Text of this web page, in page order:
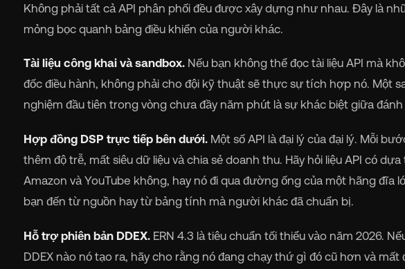
Không phải tất cả API phân phối đều được xây dựng như nhau. Đây là
mỏng bọc quanh bảng điều khiển của người khác.
Tài liệu công khai và sandbox. Nếu bạn không thể đọc tài liệu API mà
đốc điều hành, không phải cho đội kỹ thuật sẽ thực sự tích hợp nó. Một
nghiệm đầu tiên trong vòng chưa đầy năm phút là sự khác biệt giữa
Hợp đồng DSP trực tiếp bên dưới. Một số API là đại lý của đại lý. Mỗi
thêm độ trễ, mất siêu dữ liệu và chia sẻ doanh thu. Hãy hỏi liệu API có
Amazon và YouTube không, hay nó đi qua đường ống của một hãng đĩa
bạn đến từ nguồn hay từ bảng tính mà người khác đã chuẩn bị.
Hỗ trợ phiên bản DDEX. ERN 4.3 là tiêu chuẩn tối thiểu vào năm 2026.
DDEX nào nó tạo ra, hãy cho rằng nó đang chạy thứ gì đó cũ hơn và mất